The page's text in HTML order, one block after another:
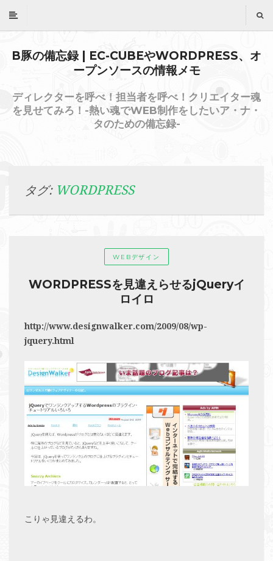
B豚の備忘録 | EC-CUBEやWORDPRESS、オ
ープンソースの情報メモ
ディレクターを呼べ！担当者を呼べ！クリエイター魂
を見せてみろ！-熱い魂でWEB制作をしたいア・ナ・
タのための備忘録-
タグ: WORDPRESS
WEBデザイン
WORDPRESSを見違えらせるjQueryイ
ロイロ
http://www.designwalker.com/2009/08/wp-
jquery.html
こりゃ見違えるわ。